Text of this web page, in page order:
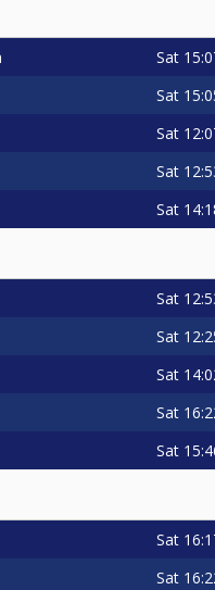
Sat
Sat
Sat
Sat
Sat
Sat
Sat
Sat
Sat
Sat
Sat
Sat